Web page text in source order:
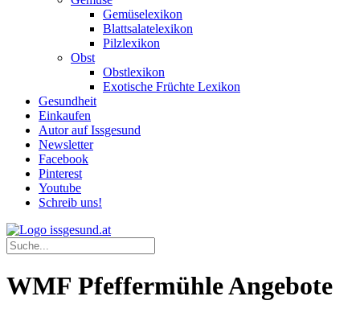
Gemüselexikon
Blattsalatelexikon
Pilzlexikon
Obst
Obstlexikon
Exotische Früchte Lexikon
Gesundheit
Einkaufen
Autor auf Issgesund
Newsletter
Facebook
Pinterest
Youtube
Schreib uns!
WMF Pfeffermühle Angebote